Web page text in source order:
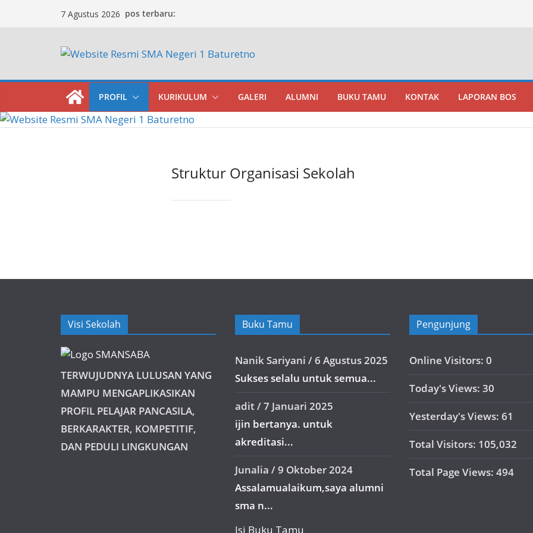
7 Agustus 2026 pos terbaru:
PROFIL KURIKULUM GALERI ALUMNI BUKU TAMU KONTAK LAPORAN BOS
Struktur Organisasi Sekolah
Visi Sekolah
TERWUJUDNYA LULUSAN YANG
MAMPU MENGAPLIKASIKAN
PROFIL PELAJAR PANCASILA,
BERKARAKTER, KOMPETITIF,
DAN PEDULI LINGKUNGAN
Buku Tamu
Nanik Sariyani /6 Agustus 2025
Sukses selalu untuk semua...
adit/7 Januari 2025
ijin bertanya. untuk
akreditasi...
Junalia /9 Oktober 2024
Assalamualaikum,saya alumni
sma n...
Isi Buku Tamu
Pengunjung
Online Visitors: 0
Today's Views: 30
Yesterday's Views: 61
Total Visitors: 105,032
Total Page Views: 494